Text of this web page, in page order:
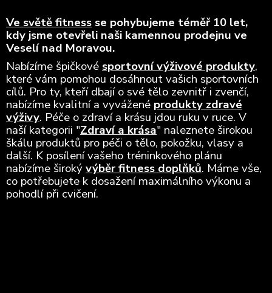
Ve světě fitness se pohybujeme téměř 10 let,
kdy jsme otevřeli naši kamennou prodejnu ve
Veselí nad Moravou.
Nabízíme špičkové sportovní výživové produkty,
které vám pomohou dosáhnout vašich sportovních
cílů. Pro ty, kteří dbají o své tělo zevnitř i zvenčí,
nabízíme kvalitní a vyvážené produkty zdravé
výživy. Péče o zdraví a krásu jdou ruku v ruce. V
naší kategorii "Zdraví a krása" naleznete širokou
škálu produktů pro péči o tělo, pokožku, vlasy a
další. K posílení vašeho tréninkového plánu
nabízíme širokývýběr fitness doplňků. Máme vše,
co potřebujete k dosažení maximálního výkonu a
pohodlí při cvičení.